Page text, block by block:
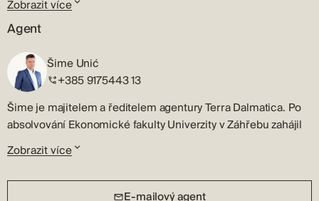
příjemnou kombinaci světla a soukromé relaxace. Parkovací
místo je zahrnuto v ceně, což vždy znamená větší pohodlí.
Byt je postaven z kvalitních materiálů a vybaven
multisplitovým systémem a elektrickým podlahovým
vytápěním, takže je zde zajištěno pohodlí v každém ročním
období. Kupující si volí osvětlení a je také možné upravit
interiér dle dohody s investorem. Jsou instalovány hliníkové
dveře s elektrickými roletami a bezpečnost zaručují
bezpečnostní dveře.
Zobrazit více
Agent
Šime Unić
+385 9175443 13
Šime je majitelem a ředitelem agentury Terra Dalmatica. Po
absolvování Ekonomické fakulty Univerzity v Záhřebu zahájil
svou profesionální kariéru v oblasti nemovitostí v rodném
Šibeniku.
Šime je licencovaný realitní makléř a rychle identifikuje
Zobrazit více
E-mailový agent